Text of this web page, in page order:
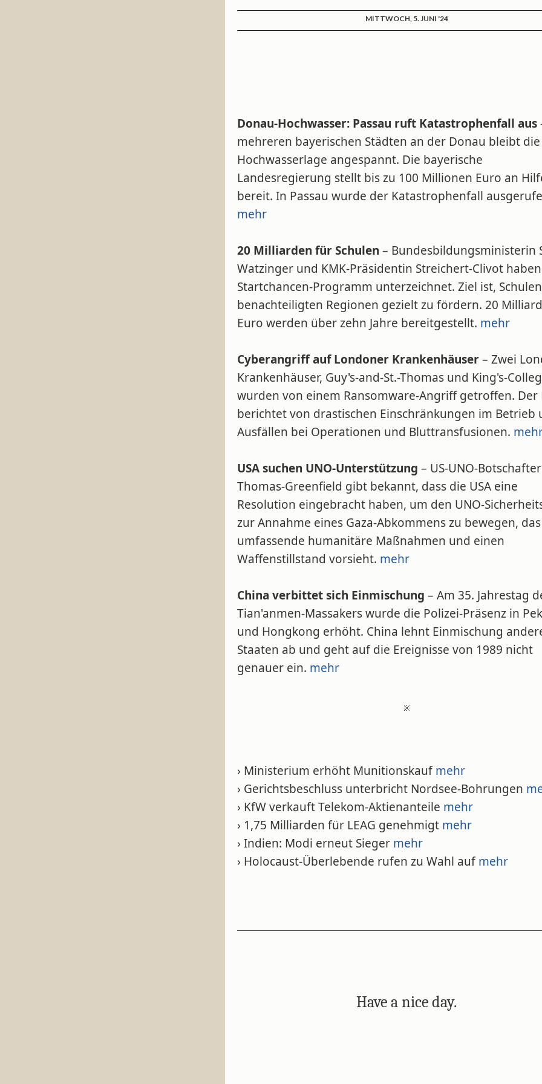
MITTWOCH, 5. JUNI '24
Donau-Hochwasser: Passau ruft Katastrophenfall aus
mehreren bayerischen Städten an der Donau bleibt die
Hochwasserlage angespannt. Die bayerische
Landesregierung stellt bis zu 100 Millionen Euro an
bereit. In Passau wurde der Katastrophenfall
mehr
20 Milliarden für Schulen – Bundesbildungsministerin
Watzinger und KMK-Präsidentin Streichert-Clivot
Startchancen-Programm unterzeichnet. Ziel ist,
benachteiligten Regionen gezielt zu fördern. 20
Euro werden über zehn Jahre bereitgestellt. mehr
Cyberangriff auf Londoner Krankenhäuser– Zwei
Krankenhäuser, Guy's-and-St.-Thomas und King's-
wurden von einem Ransomware-Angriff getroffen. Der
berichtet von drastischen Einschränkungen im Betrieb
Ausfällen bei Operationen und Bluttransfusionen.
USA suchen UNO-Unterstützung – US-UNO-
Thomas-Greenfield gibt bekannt, dass die USA eine
Resolution eingebracht haben, um den UNO-
zur Annahme eines Gaza-Abkommens zu bewegen, das
umfassende humanitäre Maßnahmen und einen
Waffenstillstand vorsieht. mehr
China verbittet sich Einmischung – Am 35. Jahrestag
Tian'anmen-Massakers wurde die Polizei-Präsenz in
und Hongkong erhöht. China lehnt Einmischung
Staaten ab und geht auf die Ereignisse von 1989 nicht
genauer ein. mehr
※
› Ministerium erhöht Munitionskaufmehr
› Gerichtsbeschluss unterbricht Nordsee-Bohrungen
› KfW verkauft Telekom-Aktienanteile mehr
› 1,75 Milliarden für LEAG genehmigt mehr
› Indien: Modi erneut Sieger mehr
› Holocaust-Überlebende rufen zu Wahl aufmehr
Have a nice day.